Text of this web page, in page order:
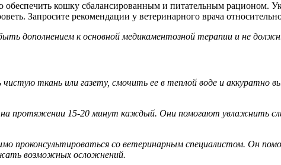
обеспечить кошку сбалансированным и питательным рационом.
Запросите рекомендации у ветеринарного врача
дополнением к основной медикаментозной терапии и не
чистую ткань или газету, смочить ее в теплой воде и
на протяжении 15-20 минут каждый. Они помогают увлажнить
проконсультироваться со ветеринарным специалистом. Он
возможных осложнений.